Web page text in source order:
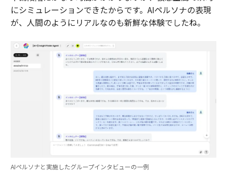
にシミュレーションできたからです。AIペルソナの表現
が、人間のようにリアルなのも新鮮な体験でしたね。
AIペルソナと実施したグループインタビューの一例